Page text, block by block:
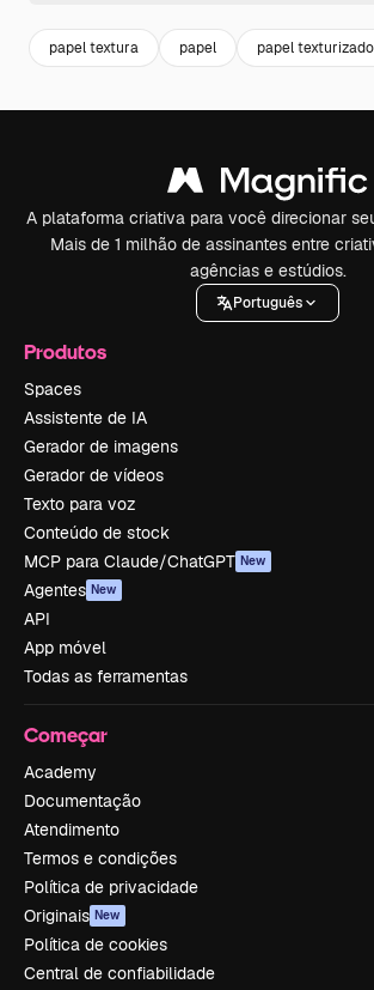
papel textura papel papel texturizado
A plataforma criativa para você direcionar
Mais de 1 milhão de assinantes entre
agências e estúdios.
Português
Produtos
Spaces
Assistente de IA
Gerador de imagens
Gerador de vídeos
Texto para voz
Conteúdo de stock
MCP para Claude/ChatGPT New
Agentes New
API
App móvel
Todas as ferramentas
Começar
Academy
Documentação
Atendimento
Termos e condições
Política de privacidade
Originais New
Política de cookies
Central de confiabilidade